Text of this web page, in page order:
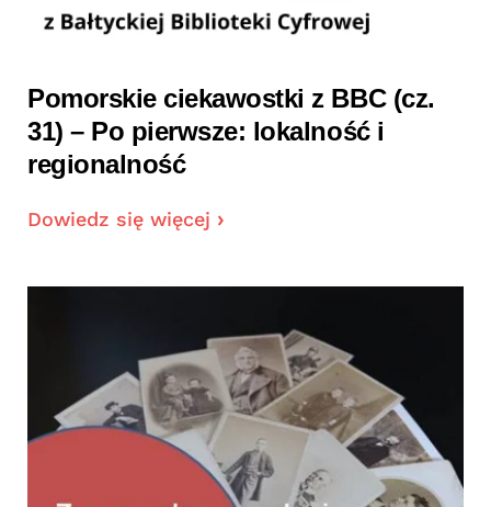
Pomorskie ciekawostki z BBC (cz.
31) – Po pierwsze: lokalność i
regionalność
Dowiedz się więcej